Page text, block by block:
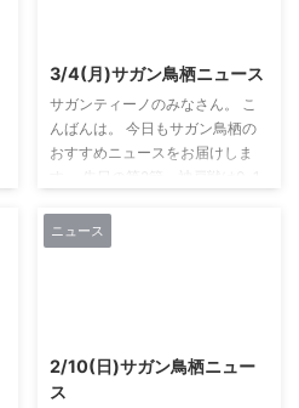
ちF.C. クリスマスSP」に豊田陽
平選手が登場します。 番組名 ア
ジアカップ開幕直前！やべっち
F.C. クリスマスSP 放送局 テレビ
3/4(月)サガン鳥栖ニュース
サガンティーノのみなさん。 こ
んばんは。 今日もサガン鳥栖の
おすすめニュースをお届けしま
まいました。 トレーニングマッ
チで見れたビルドアップの形は見
デビューを飾った松岡は良かった
と思います。 今後に期待です。
ニュース
2/10(日)サガン鳥栖ニュー
ス